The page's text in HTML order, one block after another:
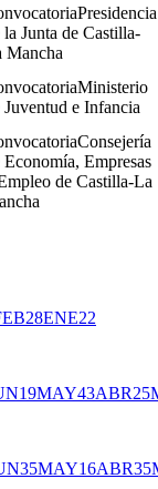
Presidencia
la Junta de Castilla-
Mancha
Ministerio
Juventud e Infancia
Consejería
Economía, Empresas
de Castilla-La
28ENE22
19MAY43ABR25
35MAY16ABR35